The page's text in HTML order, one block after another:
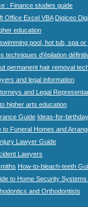
: Finance studies guide
Office Excel VBA Digiceo
education
pool, hot tub, spa
techniques d'épilation
permanent hair removal
and legal information
and Legal
higher arts education
Guide Ideas-for-
Funeral Homes and
Lawyer Guide
Lawyers
How-to-bleach-teeth
to Home Security Systems
and Orthodontists